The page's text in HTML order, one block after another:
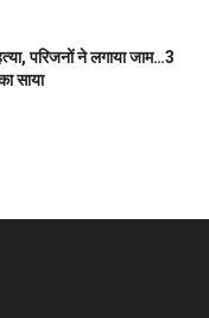
परिजनों ने लगाया जाम…3
साया